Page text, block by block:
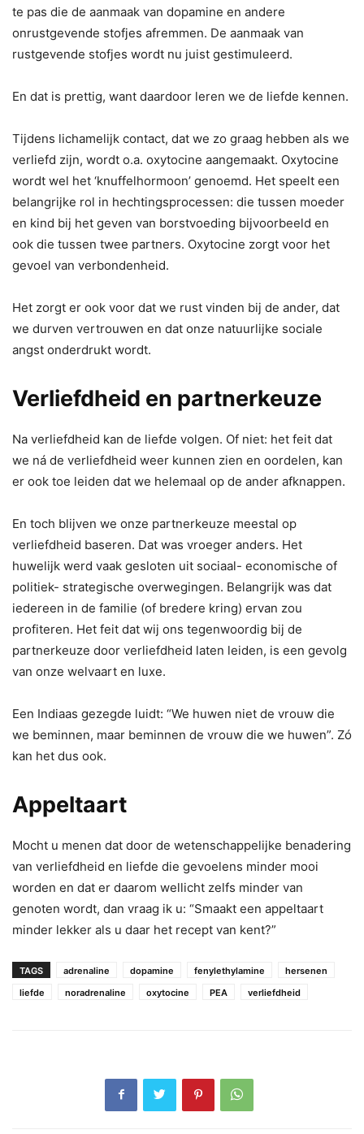
te pas die de aanmaak van dopamine en andere
onrustgevende stofjes afremmen. De aanmaak van
rustgevende stofjes wordt nu juist gestimuleerd.
En dat is prettig, want daardoor leren we de liefde kennen.
Tijdens lichamelijk contact, dat we zo graag hebben als we
verliefd zijn, wordt o.a. oxytocine aangemaakt. Oxytocine
wordt wel het ‘knuffelhormoon’ genoemd. Het speelt een
belangrijke rol in hechtingsprocessen: die tussen moeder
en kind bij het geven van borstvoeding bijvoorbeeld en
ook die tussen twee partners. Oxytocine zorgt voor het
gevoel van verbondenheid.
Het zorgt er ook voor dat we rust vinden bij de ander, dat
we durven vertrouwen en dat onze natuurlijke sociale
angst onderdrukt wordt.
Verliefdheid en partnerkeuze
Na verliefdheid kan de liefde volgen. Of niet: het feit dat
we ná de verliefdheid weer kunnen zien en oordelen, kan
er ook toe leiden dat we helemaal op de ander afknappen.
En toch blijven we onze partnerkeuze meestal op
verliefdheid baseren. Dat was vroeger anders. Het
huwelijk werd vaak gesloten uit sociaal- economische of
politiek- strategische overwegingen. Belangrijk was dat
iedereen in de familie (of bredere kring) ervan zou
profiteren. Het feit dat wij ons tegenwoordig bij de
partnerkeuze door verliefdheid laten leiden, is een gevolg
van onze welvaart en luxe.
Een Indiaas gezegde luidt: “We huwen niet de vrouw die
we beminnen, maar beminnen de vrouw die we huwen”. Zó
kan het dus ook.
Appeltaart
Mocht u menen dat door de wetenschappelijke benadering
van verliefdheid en liefde die gevoelens minder mooi
worden en dat er daarom wellicht zelfs minder van
genoten wordt, dan vraag ik u: “Smaakt een appeltaart
minder lekker als u daar het recept van kent?”
TAGS adrenaline dopamine fenylethylamine
hersenen
liefde
noradrenaline oxytocine PEA verliefdheid